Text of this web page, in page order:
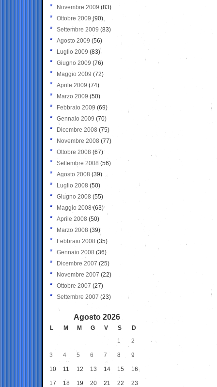
Novembre 2009 (83)
Ottobre 2009 (90)
Settembre 2009 (83)
Agosto 2009 (56)
Luglio 2009 (83)
Giugno 2009 (76)
Maggio 2009 (72)
Aprile 2009 (74)
Marzo 2009 (50)
Febbraio 2009 (69)
Gennaio 2009 (70)
Dicembre 2008 (75)
Novembre 2008 (77)
Ottobre 2008 (67)
Settembre 2008 (56)
Agosto 2008 (39)
Luglio 2008 (50)
Giugno 2008 (55)
Maggio 2008(63)
Aprile 2008 (50)
Marzo 2008 (39)
Febbraio 2008 (35)
Gennaio 2008 (36)
Dicembre 2007 (25)
Novembre 2007 (22)
Ottobre 2007 (27)
Settembre 2007 (23)
Agosto 2026
L M M G V S
D
1
2
3 4 5 6 7 8 9
10 11 12 13 14 15 16
17 18 19 20 21 22 23